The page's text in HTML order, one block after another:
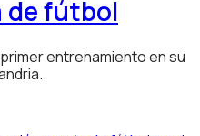
de fútbol
entrenamiento en su